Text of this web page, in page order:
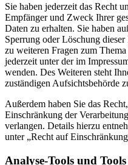
Sie haben jederzeit das Recht
Empfänger und Zweck Ihrer
Daten zu erhalten. Sie haben
Sperrung oder Löschung
zu weiteren Fragen zum
jederzeit unter der im
wenden. Des Weiteren steht
zuständigen Aufsichtsbehörde
Außerdem haben Sie das
Einschränkung der
verlangen. Details hierzu
unter „Recht auf
Analyse-Tools und